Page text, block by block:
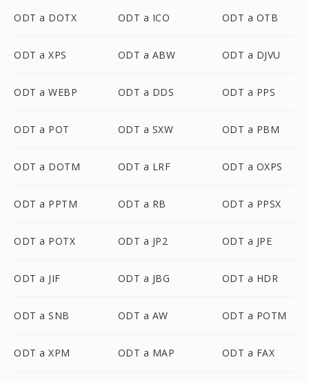
ODT a DOTX ODT a ICO ODT a OTB
ODT a XPS ODT a ABW ODT a DJVU
ODT a WEBP ODT a DDS ODT a PPS
ODT a POT ODT a SXW ODT a PBM
ODT a DOTM ODT a LRF ODT a OXPS
ODT a PPTM ODT a RB ODT a PPSX
ODT a POTX ODT a JP2 ODT a JPE
ODT a JIF ODT a JBG ODT a HDR
ODT a SNB ODT a AW ODT a POTM
ODT a XPM ODT a MAP ODT a FAX